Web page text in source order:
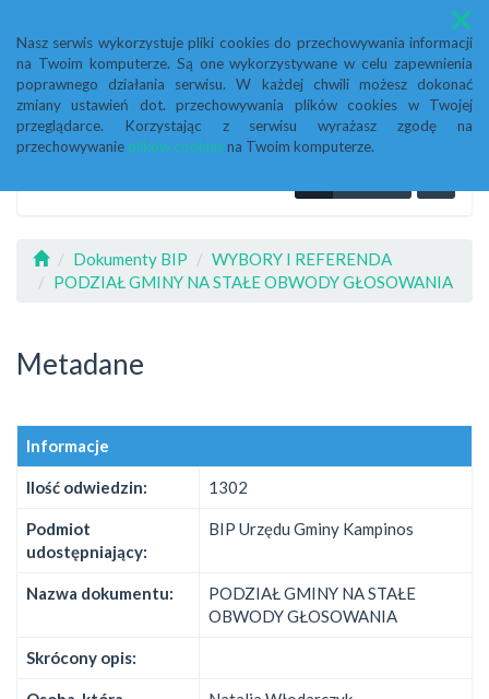
Nasz serwis wykorzystuje pliki cookies do przechowywania informacji
na Twoim komputerze. Są one wykorzystywane w celu zapewnienia
poprawnego działania serwisu. W każdej chwili możesz dokonać
zmiany ustawień dot. przechowywania plików cookies w Twojej
przeglądarce. Korzystając z serwisu wyrażasz zgodę na
przechowywanie plików cookiesna Twoim komputerze.
Menu
Dokumenty BIP
WYBORY I REFERENDA
PODZIAŁ GMINY NA STAŁE OBWODY GŁOSOWANIA
Metadane
Informacje
Ilość odwiedzin: 1302
Podmiot
udostępniający:
BIP Urzędu Gminy Kampinos
Nazwa dokumentu:
PODZIAŁ GMINY NA STAŁE
OBWODY GŁOSOWANIA
Skrócony opis: